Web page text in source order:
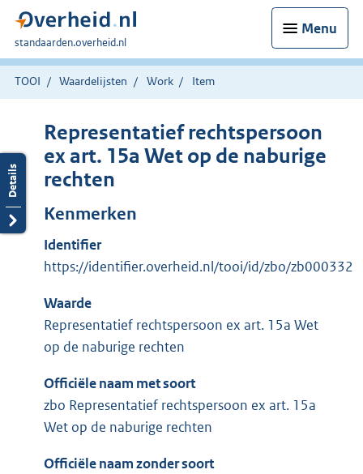
Menu
U
bent
hier:
standaarden.overheid.nl
TOOI Waardelijsten Work Item
Representatief rechtspersoon
ex art. 15a Wet op de naburige
rechten
Kenmerken
Identifier
https://identifier.overheid.nl/tooi/id/zbo/zb000332
Waarde
Representatief rechtspersoon ex art. 15a Wet
op de naburige rechten
Officiële naam met soort
zbo Representatief rechtspersoon ex art. 15a
Wet op de naburige rechten
Officiële naam zonder soort